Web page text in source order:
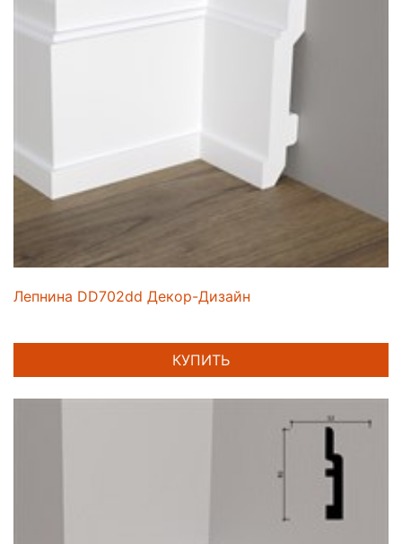
Лепнина DD702dd Декор-Дизайн
КУПИТЬ